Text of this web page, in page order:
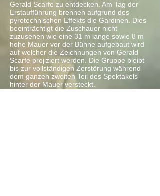
Gerald Scarfe zu entdecken. Am Tag der
Erstaufführung brennen aufgrund des
pyrotechnischen Effekts die Gardinen. Dies
beeinträchtigt die Zuschauer nicht
zuzusehen wie eine 31 m lange sowie 8 m
hohe Mauer vor der Bühne aufgebaut wird
auf welcher die Zeichnungen von Gerald
Scarfe projiziert werden. Die Gruppe bleibt
bis zur vollständigen Zerstörung während
dem ganzen zweiten Teil des Spektakels
hinter der Mauer versteckt.